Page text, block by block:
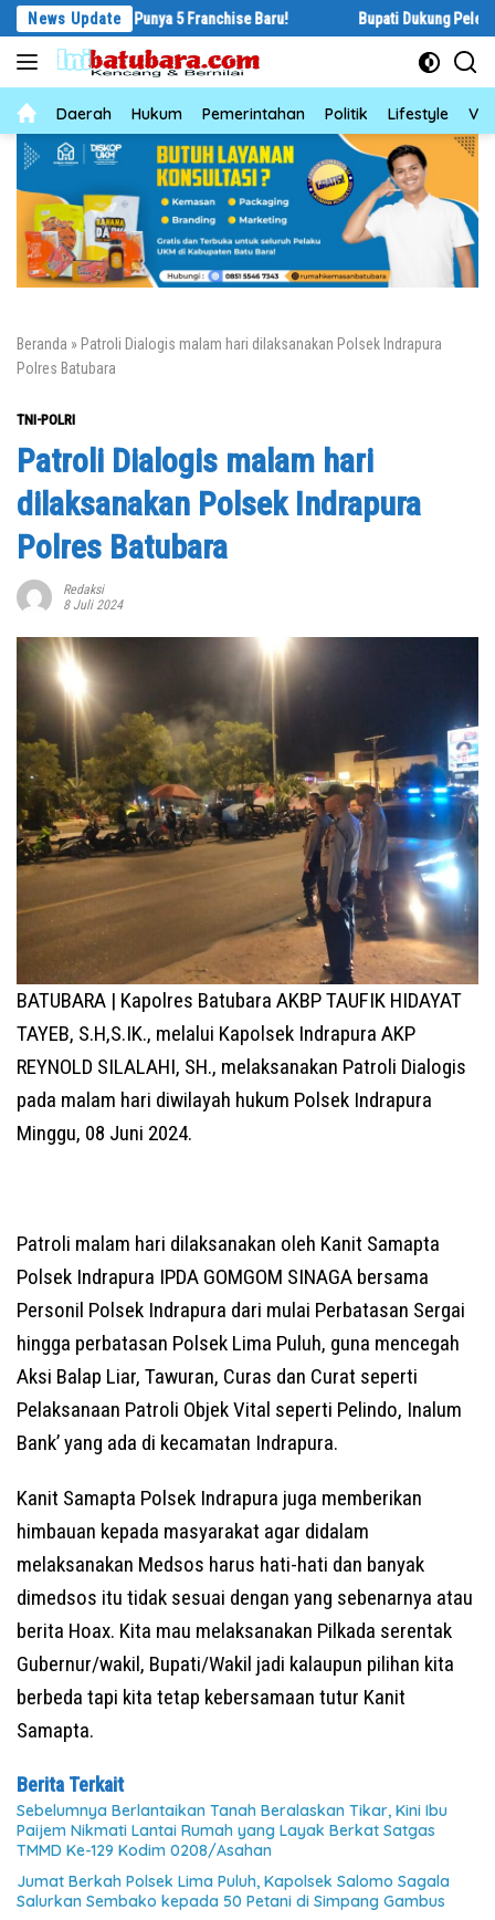
Langsung
konten
News Update
Punya 5 Franchise Baru! Bupati Dukung Pelestarian
NewsDaerah Hukum Pemerintahan Politik Lifestyle
Beranda » Patroli Dialogis malam hari dilaksanakan Polsek Indrapura
Polres Batubara
TNI-POLRI
Patroli Dialogis malam hari
dilaksanakan Polsek Indrapura
Polres Batubara
Redaksi
8 Juli 2024
BATUBARA | Kapolres Batubara AKBP TAUFIK HIDAYAT
TAYEB, S.H,S.IK., melalui Kapolsek Indrapura AKP
REYNOLD SILALAHI, SH., melaksanakan Patroli Dialogis
pada malam hari diwilayah hukum Polsek Indrapura
Minggu, 08 Juni 2024.
Patroli malam hari dilaksanakan oleh Kanit Samapta
Polsek Indrapura IPDA GOMGOM SINAGA bersama
Personil Polsek Indrapura dari mulai Perbatasan Sergai
hingga perbatasan Polsek Lima Puluh, guna mencegah
Aksi Balap Liar, Tawuran, Curas dan Curat seperti
Pelaksanaan Patroli Objek Vital seperti Pelindo, Inalum
Bank’ yang ada di kecamatan Indrapura.
Kanit Samapta Polsek Indrapura juga memberikan
himbauan kepada masyarakat agar didalam
melaksanakan Medsos harus hati-hati dan banyak
dimedsos itu tidak sesuai dengan yang sebenarnya atau
berita Hoax. Kita mau melaksanakan Pilkada serentak
Gubernur/wakil, Bupati/Wakil jadi kalaupun pilihan kita
berbeda tapi kita tetap kebersamaan tutur Kanit
Samapta.
Berita Terkait
Sebelumnya Berlantaikan Tanah Beralaskan Tikar, Kini Ibu
Paijem Nikmati Lantai Rumah yang Layak Berkat Satgas
TMMD Ke-129 Kodim 0208/Asahan
Jumat Berkah Polsek Lima Puluh, Kapolsek Salomo Sagala
Salurkan Sembako kepada 50 Petani di Simpang Gambus